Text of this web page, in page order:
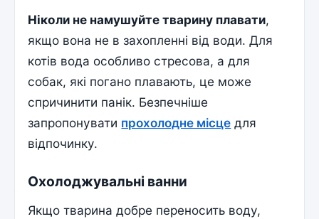
Ніколи не намушуйте тварину плавати,
якщо вона не в захопленні від води. Для
котів вода особливо стресова, а для
собак, які погано плавають, це може
спричинити панік. Безпечніше
запропонувати прохолодне місце для
відпочинку.
Охолоджувальні ванни
Якщо тварина добре переносить воду,